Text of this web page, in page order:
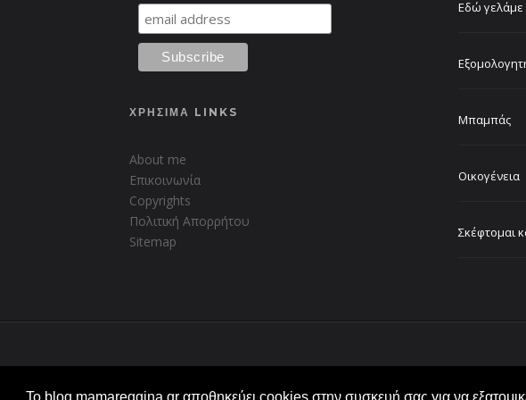
ΧΡΗΣΙΜΑ LINKS
About me
Επικοινωνία
Copyrights
Πολιτική Απορρήτου
Sitemap
Εδώ γελάμε
Μπαμπάς
Οικογένεια
Σκέφτομαι